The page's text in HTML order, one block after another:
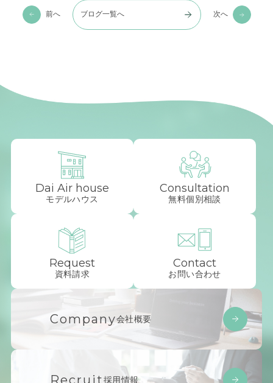
前へ ブログ一覧へ 次へ
Dai Air house
モデルハウス
Consultation
無料個別相談
Request
資料請求
Contact
お問い合わせ
Company会社概要
Recruit採用情報